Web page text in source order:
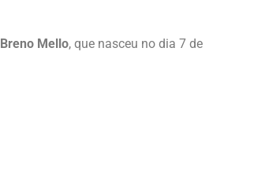
Breno Mello, que nasceu no dia 7 de